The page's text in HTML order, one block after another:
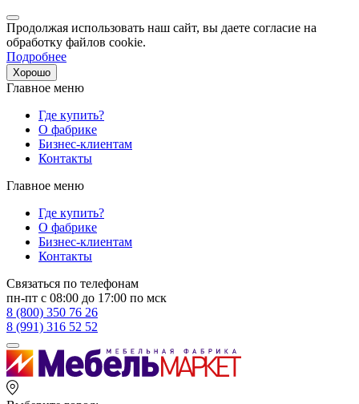
Продолжая использовать наш сайт, вы даете согласие на
обработку файлов cookie.
Подробнее
Хорошо
Главное меню
Где купить?
О фабрике
Бизнес-клиентам
Контакты
Главное меню
Где купить?
О фабрике
Бизнес-клиентам
Контакты
Связаться по телефонам
пн-пт с 08:00 до 17:00 по мск
8 (800) 350 76 26
8 (991) 316 52 52